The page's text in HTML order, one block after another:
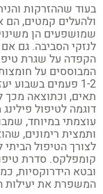
שההזרקות
קמטים, הם
הן משינויים
הסביבה. גם אם
על שגרת טיפוח
על חומצות
1-2 פעמים בשבוע
וכתוצאה מכך
לטיפול פילינג
במיוחד,
רימונים, שהוא
סדרת טיפוח
את יעילות